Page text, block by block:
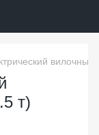
вилочный
т)